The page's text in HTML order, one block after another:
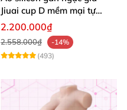
Jiuai cup D mềm mại tự
nhiên đẹp
2.200.000₫
2.558.000₫
-14%
(493)